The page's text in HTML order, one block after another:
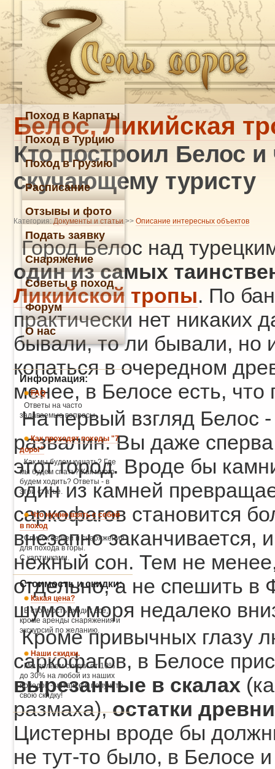
Белос, Ликийская
Кто построил Белос
скучающему туристу
Категория: Документы и статьи >> Описание интересных объектов
Город Белос над
один из самых
Ликийской тропы. По
практически нет никаких
бывали, то ли бывали, но
копаться в очередном
менее, в Белосе есть, что
На первый взгляд Белос -
развалин. Вы даже
этот город. Вроде бы
один из камней
саркофагов становится
внезапно заканчивается,
нежный сон. Тем не
отдельно, а не спешить
шумом моря недалеко
Кроме привычных глазу
саркофагов, в Белосе
вырезанные в скалах
размаха),остатки
Цистерны вроде бы
не тут-то было, в Белосе
Поход в Карпаты
Поход в Турцию
Поход в Грузию
Расписание
Отзывы и фото
Подать заявку
Снаряжение
Советы в поход
Форум
О нас
Информация:
FAQ
Ответы на часто
задаваемые вопросы
Как проходят походы "7
дорог"
Как мы будем кушать? Где
мы будем спать? Как много
будем ходить? Ответы - в
этой статье.
Что нужно взять с собой
в поход
Список вещей и снаряжения
для похода в горы.
С картинками.
Стоимость и скидки:
Какая цена?
В стоимость входит всё,
кроме аренды снаряжения и
экскурсий по желанию.
Наши скидки.
Мы делаем скидки от 10%
до 30% на любой из наших
походов - читайте и получите
свою скидку!